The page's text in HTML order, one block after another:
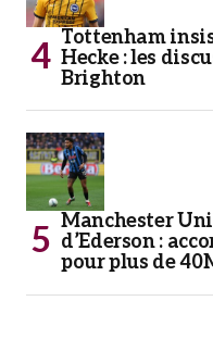
Tottenham
Hecke : les
Brighton
Manchester
d’Ederson :
pour plus de